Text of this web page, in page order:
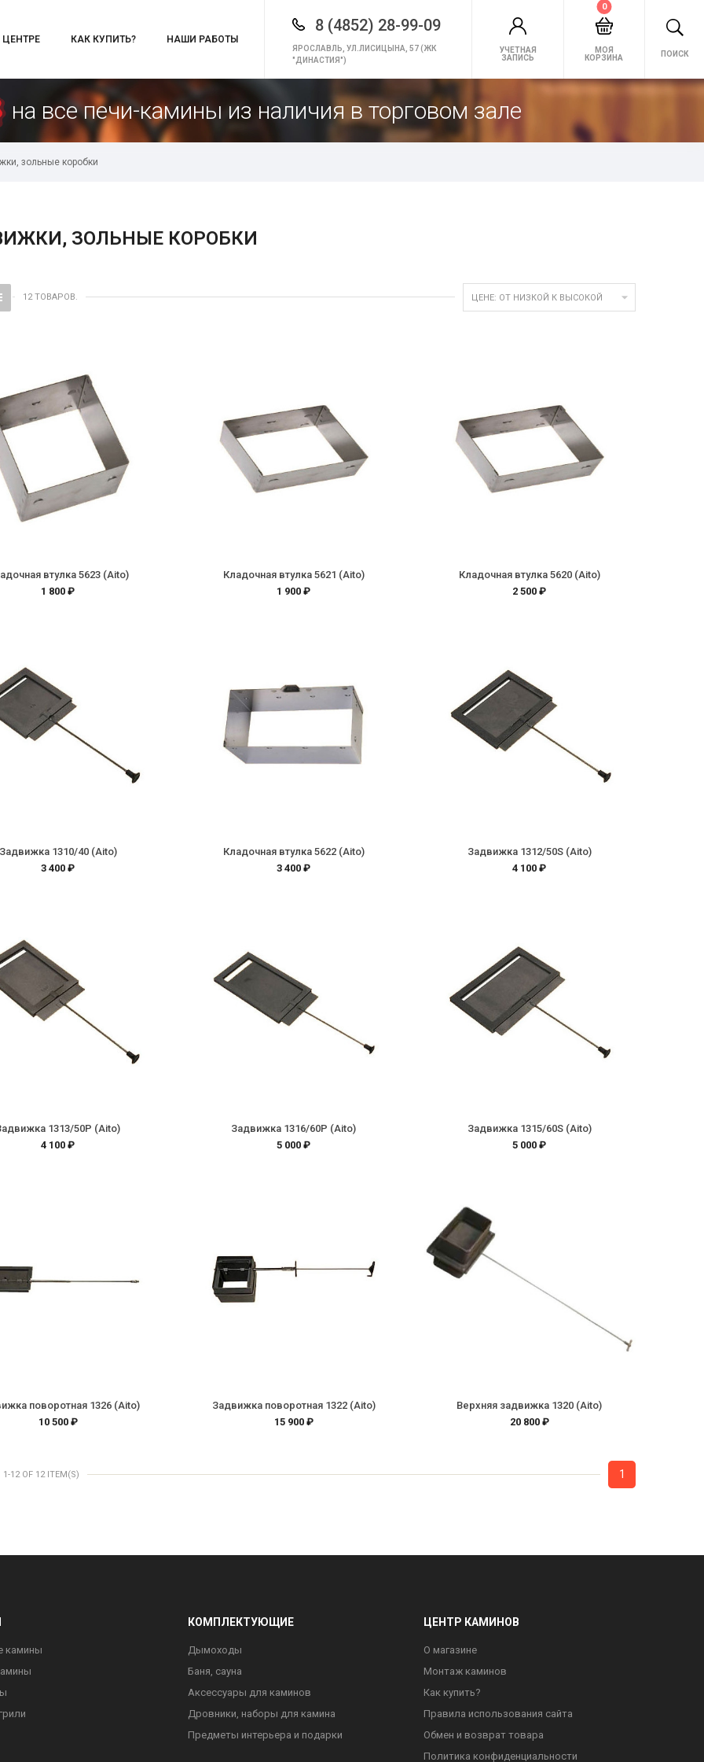
ЦЕНТРЕ КАК КУПИТЬ? НАШИ РАБОТЫ
8 (4852) 28-99-09
ЯРОСЛАВЛЬ, УЛ.ЛИСИЦЫНА, 57 (ЖК
"ДИНАСТИЯ")
УЧЕТНАЯ
ЗАПИСЬ
МОЯ
КОРЗИНА
0
ПОИСК
на все печи-камины из наличия в торговом зале
зольные коробки
ЗОЛЬНЫЕ КОРОБКИ
12 ТОВАРОВ. ЦЕНЕ: ОТ НИЗКОЙ К ВЫСОКОЙ 
втулка 5623 (Aito)
1 800 ₽
Кладочная втулка 5621 (Aito)
1 900 ₽
Кладочная втулка 5620 (Aito)
2 500 ₽
1310/40 (Aito)
3 400 ₽
Кладочная втулка 5622 (Aito)
3 400 ₽
Задвижка 1312/50S (Aito)
4 100 ₽
1313/50P (Aito)
4 100 ₽
Задвижка 1316/60P (Aito)
5 000 ₽
Задвижка 1315/60S (Aito)
5 000 ₽
поворотная 1326 (Aito)
10 500 ₽
Задвижка поворотная 1322 (Aito)
15 900 ₽
Верхняя задвижка 1320 (Aito)
20 800 ₽
12 OF 12 ITEM(S) 1
камины
КОМПЛЕКТУЮЩИЕ
Дымоходы
Баня, сауна
Аксессуары для каминов
Дровники, наборы для камина
Предметы интерьера и подарки
ЦЕНТР КАМИНОВ
О магазине
Монтаж каминов
Как купить?
Правила использования сайта
Обмен и возврат товара
Политика конфиденциальности